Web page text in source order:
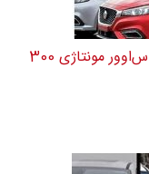
قیمت خودرو امروز 1 مرداد 1405 / کدام کراس‌اوور مونتاژی 300